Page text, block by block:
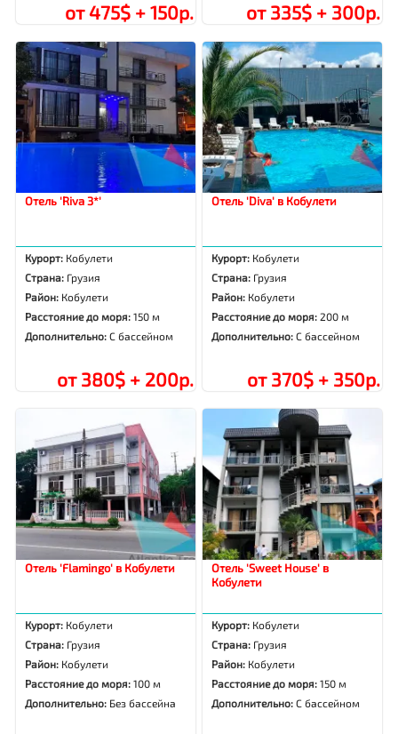
от 475$ + 150р. от 335$ + 300р.
Отель 'Riva 3*'
Курорт: Кобулети
Страна: Грузия
Район: Кобулети
Расстояние до моря:150 м
Дополнительно:С бассейном
от 380$ + 200р.
Отель 'Diva' в Кобулети
Курорт: Кобулети
Страна: Грузия
Район: Кобулети
Расстояние до моря:200 м
Дополнительно:С бассейном
от 370$ + 350р.
Отель 'Flamingo' в Кобулети
Курорт: Кобулети
Страна: Грузия
Район: Кобулети
Расстояние до моря:100 м
Дополнительно: Без бассейна
Отель 'Sweet House' в
Кобулети
Курорт: Кобулети
Страна: Грузия
Район: Кобулети
Расстояние до моря:150 м
Дополнительно:С бассейном